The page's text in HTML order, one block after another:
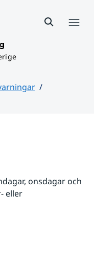
onsdagar och
eller